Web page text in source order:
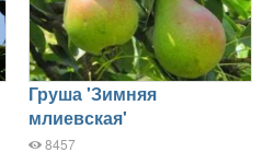
Груша 'Зимняя
млиевская'
8457